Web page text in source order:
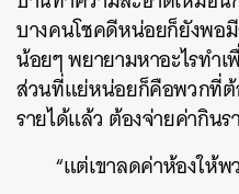
บางคนโชคดีหน่อยก็ยังพอมี
น้อยๆ พยายามหาอะไรทำ
ส่วนที่แย่หน่อยก็คือพวกที่ต้
รายได้แล้ว ต้องจ่ายค่ากิน
“แต่เขาลดค่าห้องให้